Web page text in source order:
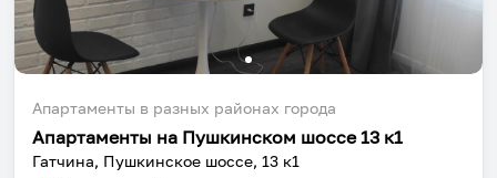
Апартаменты в разных районах города
Апартаменты на Пушкинском шоссе 13 к1
Гатчина, Пушкинское шоссе, 13 к1
приложении.
Установить приложение